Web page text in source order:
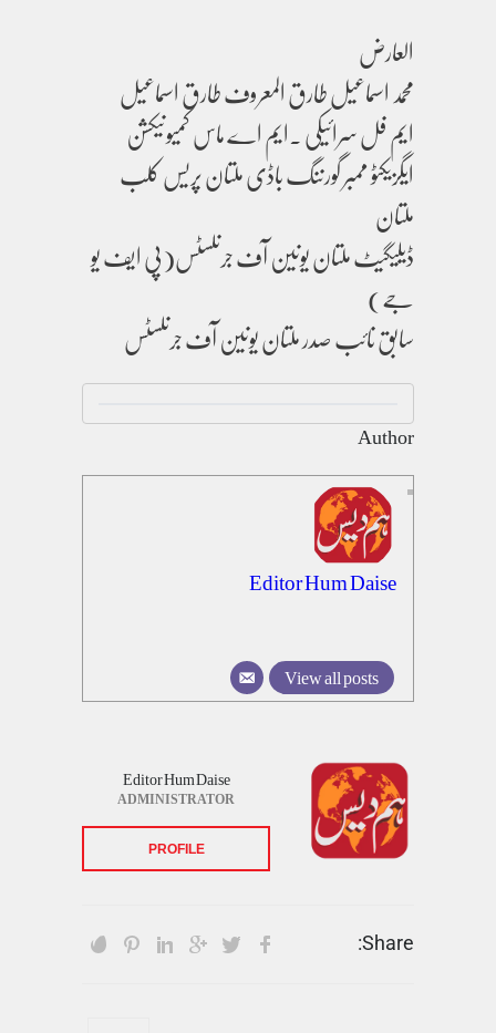
العارض
محمد اسماعیل طارق المعروف طارق اسماعیل
ایم فل سرائیکی ۔ایم اے ماس کمیونیکشن
ایگزیکٹو ممبر گورننگ باڈی ملتان پریس کلب
ملتان
ڈیلیگیٹ ملتان یونین آف جرنلسٹس(پی ایف یو
جے)
سابق نائب صدر ملتان یونین آف جرنلسٹس
Author
Editor Hum Daise
View all posts
Editor Hum Daise
ADMINISTRATOR
PROFILE
Share: